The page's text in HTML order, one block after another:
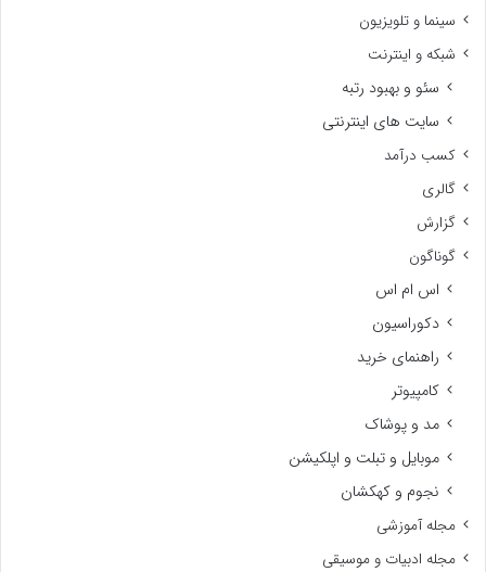
سینما و تلویزیون
شبکه و اینترنت
سئو و بهبود رتبه
سایت های اینترنتی
کسب درآمد
گالری
گزارش
گوناگون
اس ام اس
دکوراسیون
راهنمای خرید
کامپیوتر
مد و پوشاک
موبایل و تبلت و اپلکیشن
نجوم و کهکشان
مجله آموزشی
مجله ادبیات و موسیقی